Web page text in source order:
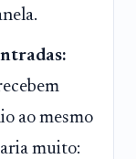
ao mesmo
muito: